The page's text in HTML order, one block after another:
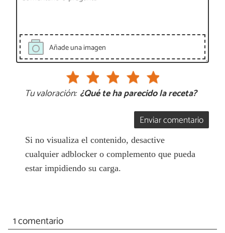
Añade una imagen
Tu valoración: ¿Qué te ha parecido la receta?
Enviar comentario
Si no visualiza el contenido, desactive
cualquier adblocker o complemento que pueda
estar impidiendo su carga.
1 comentario